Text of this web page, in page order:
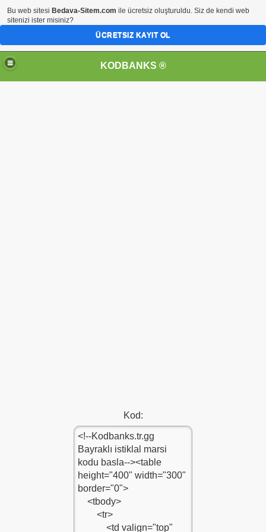
KODBANKS ®
Kod:
Bu web sitesi Bedava-Sitem.com ile ücretsiz oluşturuldu. Siz de kendi web
sitenizi ister misiniz?
ÜCRETSIZ KAYIT OL